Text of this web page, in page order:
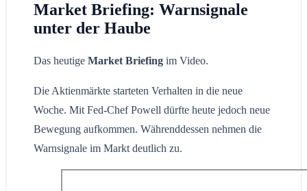
Market Briefing: Warnsignale
unter der Haube
Das heutige Market Briefing im Video.
Die Aktienmärkte starteten Verhalten in die neue
Woche. Mit Fed-Chef Powell dürfte heute jedoch neue
Bewegung aufkommen. Währenddessen nehmen die
Warnsignale im Markt deutlich zu.